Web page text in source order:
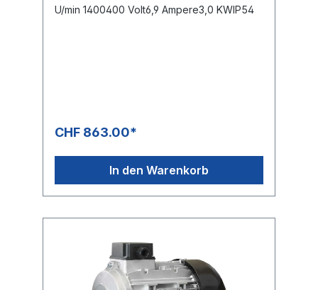
U/min 1400400 Volt6,9 Ampere3,0 KWIP54
CHF 863.00*
In den Warenkorb